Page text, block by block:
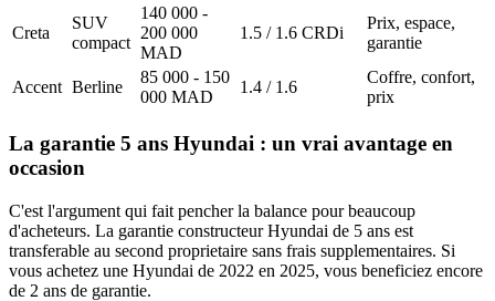
Creta
SUV
compact
140 000 -
200 000
MAD
1.5 / 1.6 CRDi
Prix, espace,
garantie
Accent Berline
85 000 - 150
000 MAD
1.4 / 1.6
Coffre, confort,
prix
La garantie 5 ans Hyundai : un vrai avantage en
occasion
C'est l'argument qui fait pencher la balance pour beaucoup
d'acheteurs. La garantie constructeur Hyundai de 5 ans est
transferable au second proprietaire sans frais supplementaires. Si
vous achetez une Hyundai de 2022 en 2025, vous beneficiez encore
de 2 ans de garantie.